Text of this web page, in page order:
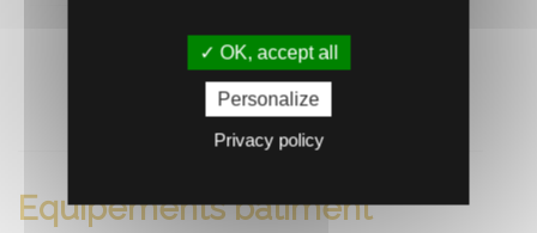
RECOMMANDEZ CE PRODUIT À UN AMI
Equipements batiment
OK, accept all
Personalize
Privacy policy